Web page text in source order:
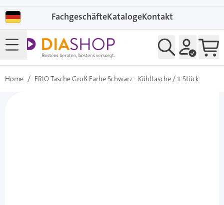
FachgeschäfteKatalogeKontakt
Home / FRIO Tasche Groß Farbe Schwarz - Kühltasche / 1 Stück